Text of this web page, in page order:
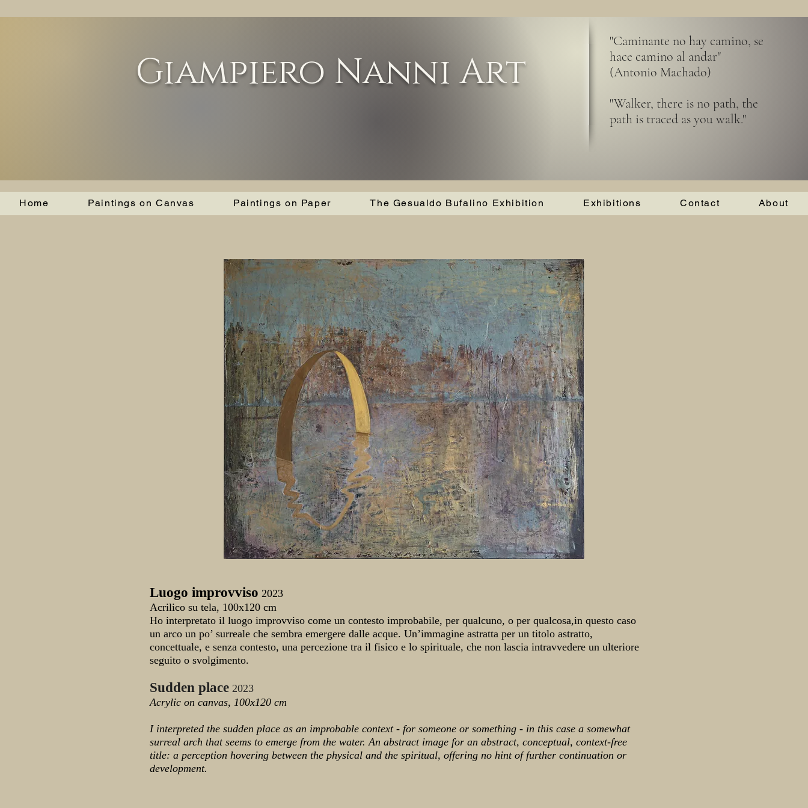
Giampiero Nanni Art
"Caminante no hay camino, se
hace camino al andar"
(Antonio Machado)
"Walker, there is no path, the
path is traced as you walk."
Home Paintings on Canvas Paintings on Paper The Gesualdo Bufalino Exhibition Exhibitions Contact About
Luogo improvviso 2023
Acrilico su tela, 100x120 cm
Ho interpretato il luogo improvviso come un contesto improbabile, per qualcuno, o per qualcosa,in questo caso
un arco un po’ surreale che sembra emergere dalle acque. Un’immagine astratta per un titolo astratto,
concettuale, e senza contesto, una percezione tra il fisico e lo spirituale, che non lascia intravvedere un ulteriore
seguito o svolgimento.
Sudden place 2023
Acrylic on canvas, 100x120 cm
I interpreted the sudden place as an improbable context - for someone or something - in this case a somewhat
surreal arch that seems to emerge from the water. An abstract image for an abstract, conceptual, context-free
title: a perception hovering between the physical and the spiritual, offering no hint of further continuation or
development.